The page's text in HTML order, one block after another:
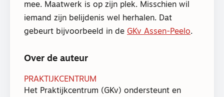
mee. Maatwerk is op zijn plek. Misschien wil
iemand zijn belijdenis wel herhalen. Dat
gebeurt bijvoorbeeld in de GKv Assen-Peelo.
Over de auteur
PRAKTIJKCENTRUM
Het Praktijkcentrum (GKv) ondersteunt en